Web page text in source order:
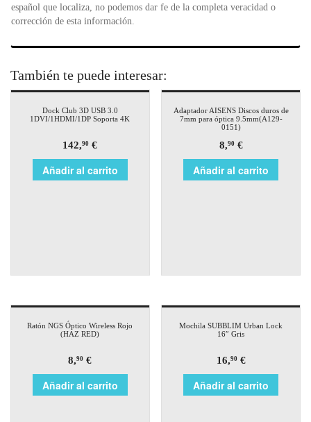
español que localiza, no podemos dar fe de la completa veracidad o
corrección de esta información.
También te puede interesar:
Dock Club 3D USB 3.0
1DVI/1HDMI/1DP Soporta 4K
142,90 €
Añadir al carrito
Adaptador AISENS Discos duros de
7mm para óptica 9.5mm(A129-
0151)
8,90€
Añadir al carrito
Ratón NGS Óptico Wireless Rojo
(HAZ RED)
8,90 €
Añadir al carrito
Mochila SUBBLIM Urban Lock
16″ Gris
16,90€
Añadir al carrito